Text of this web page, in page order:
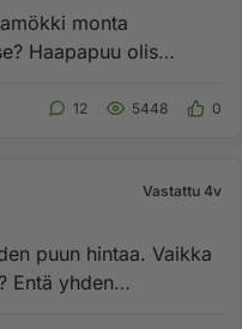
monta
Haapapuu olis
12 5448 0
Vastattu 4v
puun hintaa. Vaikka
Entä yhden